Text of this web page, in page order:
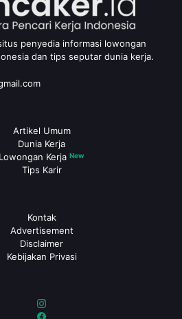
penyedia informasi lowongan
dan tips seputar dunia kerja.
Artikel Umum
Dunia Kerja
Lowongan Kerja New
Tips Karir
Kontak
Advertisement
Disclaimer
Kebijakan Privasi